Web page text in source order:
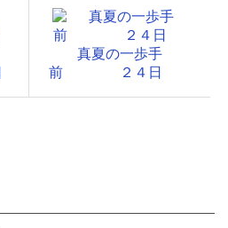
真夏の一歩手
前 ２４日